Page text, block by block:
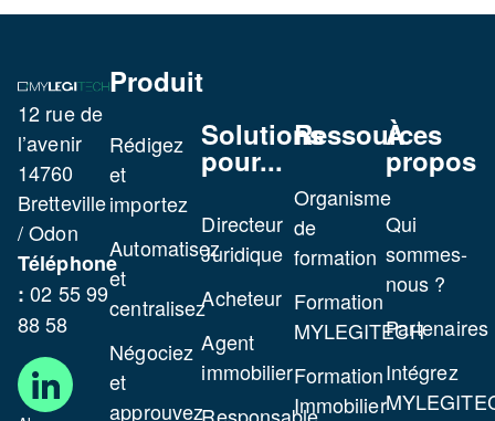
12 rue de
l’avenir
14760
Bretteville
/ Odon
Téléphone
: 02 55 99
88 58
Produit
Rédigez
et
importez
Automatisez
et
centralisez
Négociez
et
approuvez
Solutions
pour...
Directeur
Juridique
Acheteur
Agent
immobilier
Ressources
Organisme
de
formation
Formation
MYLEGITECH
Formation
Immobilier
À
propos
Qui
sommes-
nous ?
Partenaires
Intégrez